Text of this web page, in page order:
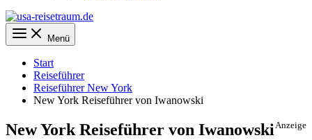
Menü
Start
Reiseführer
Reiseführer New York
New York Reiseführer von Iwanowski
Anzeige
New York Reiseführer von Iwanowski